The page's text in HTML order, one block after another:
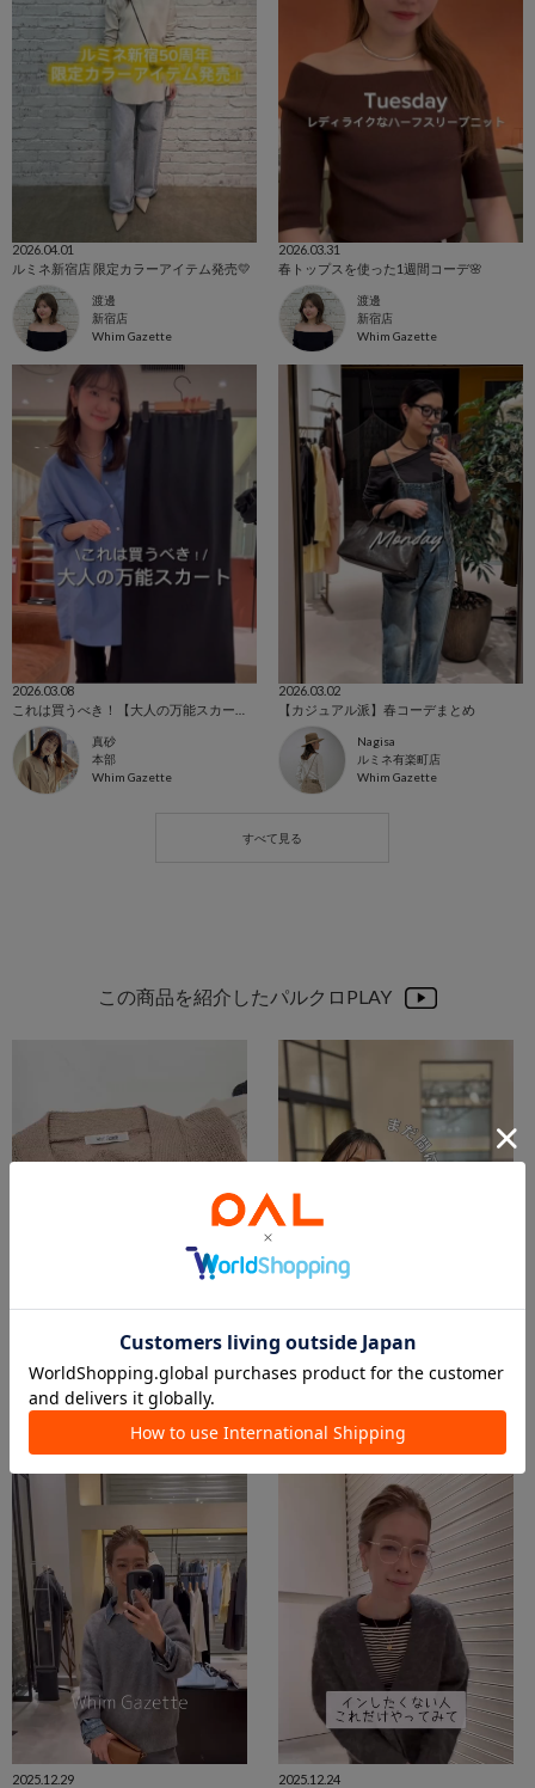
2026.04.01
ルミネ新宿店 限定カラーアイテム発売💛
渡邊
新宿店
Whim Gazette
2026.03.31
春トップスを使った1週間コーデ🌸
渡邊
新宿店
Whim Gazette
2026.03.08
真砂
本部
Whim Gazette
2026.03.02
【カジュアル派】春コーデまとめ
Nagisa
ルミネ有楽町店
Whim Gazette
この商品を紹介したパルクロPLAY
ペーパーヤーンシリーズご紹介✨
松久保
名古屋店
Whim Gazette
2026.01.08
まだ間に合う‼️WINTER SALE2025
名古屋店
Whim Gazette
2025.12.29
2025.12.24